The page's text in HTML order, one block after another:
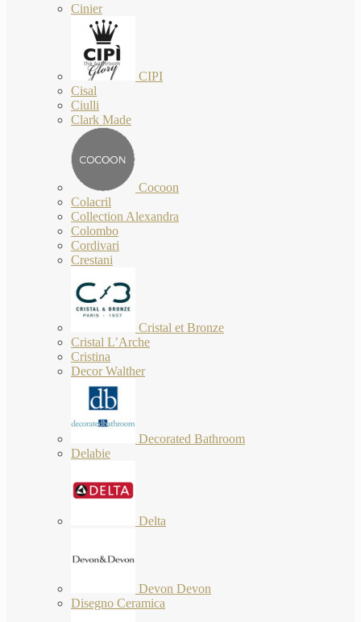
Cinier
CIPI
Cisal
Ciulli
Clark Made
Cocoon
Colacril
Collection Alexandra
Colombo
Cordivari
Crestani
Cristal et Bronze
Cristal L’Arche
Cristina
Decor Walther
Decorated Bathroom
Delabie
Delta
Devon Devon
Disegno Ceramica